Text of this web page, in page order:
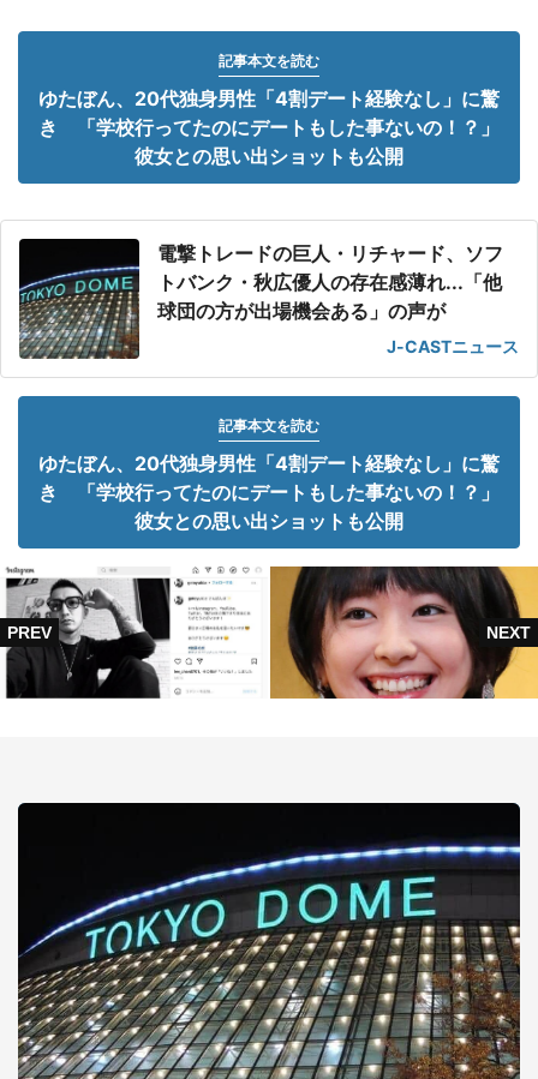
記事本文を読む
ゆたぼん、20代独身男性「4割デート経験なし」に驚
き 「学校行ってたのにデートもした事ないの！？」
彼女との思い出ショットも公開
電撃トレードの巨人・リチャード、ソフ
トバンク・秋広優人の存在感薄れ...「他
球団の方が出場機会ある」の声が
J-CASTニュース
記事本文を読む
ゆたぼん、20代独身男性「4割デート経験なし」に驚
き 「学校行ってたのにデートもした事ないの！？」
彼女との思い出ショットも公開